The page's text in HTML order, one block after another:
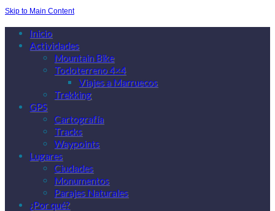
Skip to Main Content
Inicio
Actividades
Mountain Bike
Todoterreno 4×4
Viajes a Marruecos
Trekking
GPS
Cartografía
Tracks
Waypoints
Lugares
Ciudades
Monumentos
Parajes Naturales
¿Por qué?